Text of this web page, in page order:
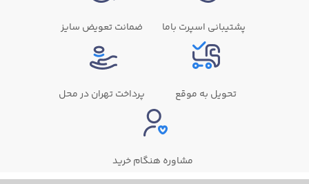
پشتیبانی اسپرت باما ضمانت تعویض سایز
تحویل به موقع پرداخت تهران در محل
مشاوره هنگام خرید